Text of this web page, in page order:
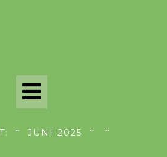
Toggle
Navigation
JUNI 2025